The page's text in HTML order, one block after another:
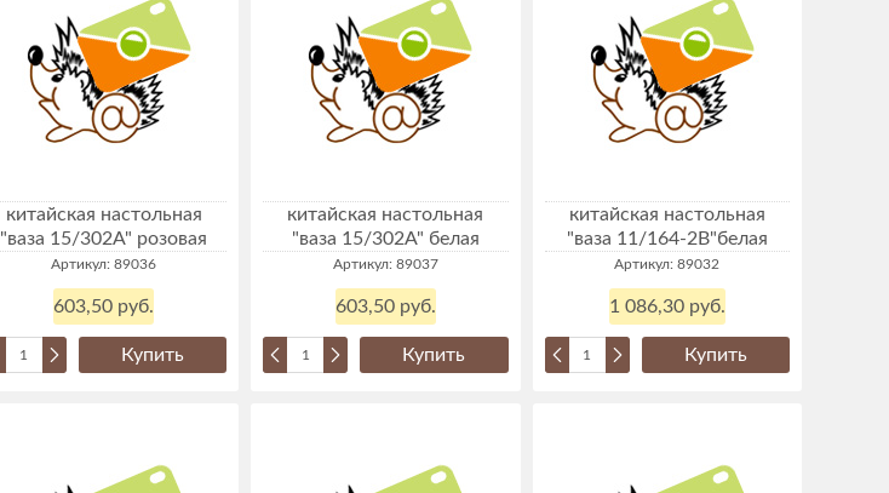
китайская настольная
"ваза 15/302А" розовая
Артикул: 89036
603,50 руб.
Купить
китайская настольная
"ваза 15/302А" белая
Артикул: 89037
603,50 руб.
Купить
китайская настольная
"ваза 11/164-2В"белая
Артикул: 89032
1 086,30 руб.
Купить